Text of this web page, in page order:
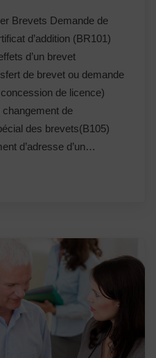
Brevets Demande de
d’addition (BR101)
d’un brevet
de brevet ou demande
de licence)
de
des brevets(B105)
d’adresse d’un…